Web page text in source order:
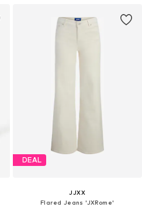
DEAL
JJXX
Flared Jeans 'JXRome'